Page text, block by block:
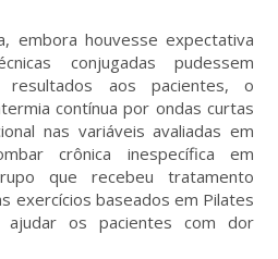
embora houvesse expectativa
conjugadas pudessem
resultados aos pacientes, o
contínua por ondas curtas
nas variáveis avaliadas em
crônica inespecífica em
que recebeu tratamento
exercícios baseados em Pilates
ajudar os pacientes com dor